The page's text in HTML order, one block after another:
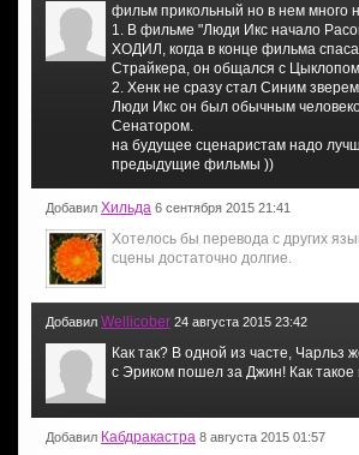
фильм прикольный но в нем много
1. В фильме "Люди Икс начало
ХОДИЛ, когда в конце фильма
Страйкера, он общался с Цыклопом.
2. Хенк не сразу стал Синим
Люди Икс он был обычным
Сенатором.
на будущее сценаристам надо
предыдущие фильмы ))
Добавил Хильда 6 сентября 2015 21:41
Хотелось бы перевода с других
сцены достаточно долгие.
Добавил Wellicober 24 августа 2015 23:42
Как так? В одной из часте, Чарльз
с Эриком пошел за Джин! Как
Добавил Кабдракастра 8 августа 2015 01:57